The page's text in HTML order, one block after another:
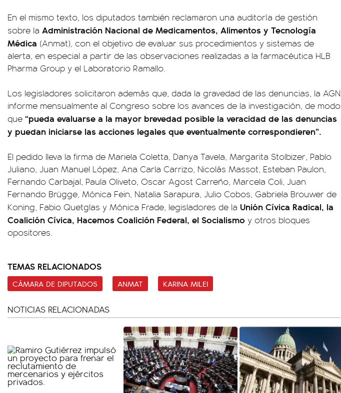
En el mismo texto, los diputados también reclamaron una auditoría de gestión
sobre la Administración Nacional de Medicamentos, Alimentos y Tecnología
Médica (Anmat), con el objetivo de evaluar sus procedimientos y sistemas de
alerta, en especial a partir de las observaciones realizadas a la farmacéutica HLB
Pharma Group y el Laboratorio Ramallo.
Los legisladores solicitaron además que, dada la gravedad de las denuncias, la AGN
informe mensualmente al Congreso sobre los avances de la investigación, de modo
que “pueda evaluarse a la mayor brevedad posible la veracidad de las denuncias
y puedan iniciarse las acciones legales que eventualmente correspondieren”.
El pedido lleva la firma de Mariela Coletta, Danya Tavela, Margarita Stolbizer, Pablo
Juliano, Juan Manuel López, Ana Carla Carrizo, Nicolás Massot, Esteban Paulon,
Fernando Carbajal, Paula Oliveto, Oscar Agost Carreño, Marcela Coli, Juan
Fernando Brügge, Mónica Fein, Natalia Sarapura, Julio Cobos, Gabriela Brouwer de
Koning, Fabio Quetglas y Mónica Frade, legisladores de la Unión Cívica Radical, la
Coalición Cívica, Hacemos Coalición Federal, el Socialismo y otros bloques
opositores.
TEMAS RELACIONADOS
CÁMARA DE DIPUTADOS ANMAT KARINA MILEI
NOTICIAS RELACIONADAS